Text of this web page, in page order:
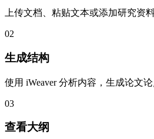
上传文档、粘贴文本或添加研究资
02
生成结构
使用 iWeaver 分析内容，生成论文
03
查看大纲